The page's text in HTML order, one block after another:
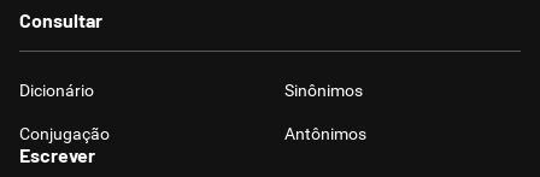
Consultar
Dicionário Sinônimos
Conjugação Antônimos
Escrever